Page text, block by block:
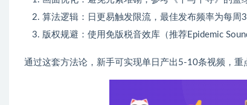
算法逻辑：日更易触发限流，最佳发布频率为每周
版权规避：使用免版税音效库（推荐Epidemic
通过这套方法论，新手可实现单日产出5-10条视频，重